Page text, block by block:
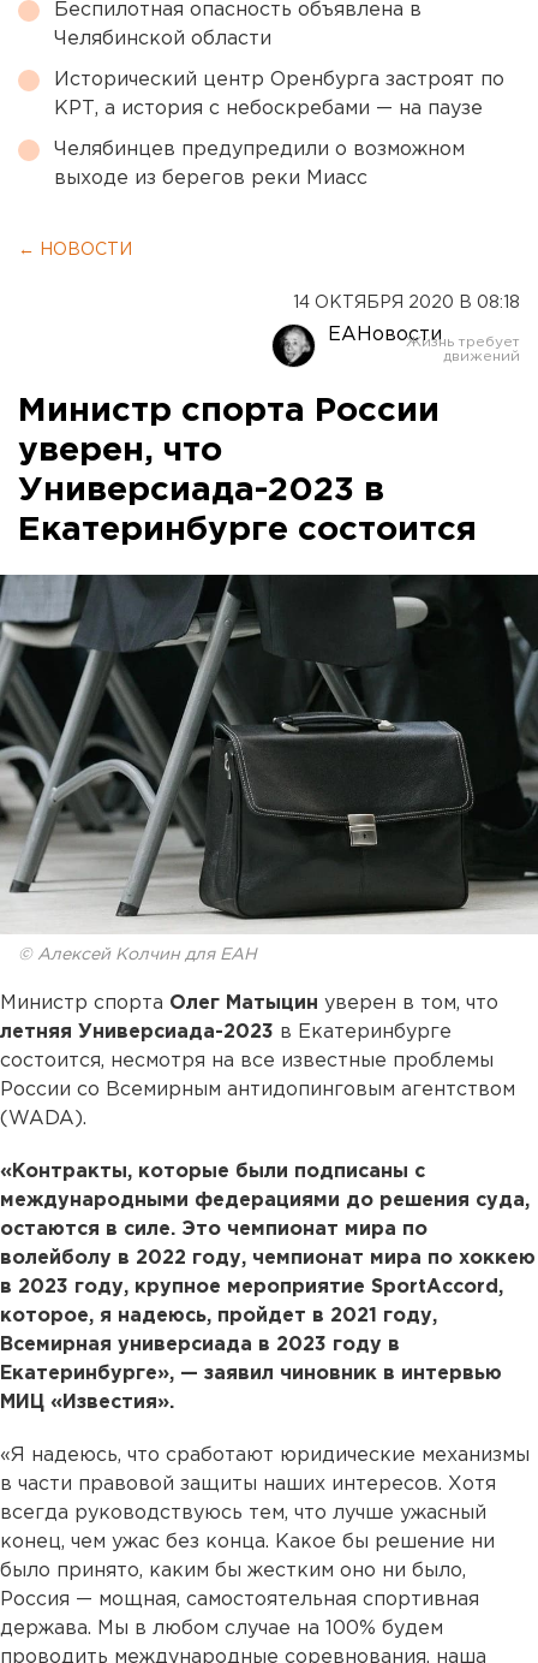
Беспилотная опасность объявлена в
Челябинской области
Исторический центр Оренбурга застроят по
КРТ, а история с небоскребами — на паузе
Челябинцев предупредили о возможном
выходе из берегов реки Миасс
← НОВОСТИ
14 ОКТЯБРЯ 2020 В 08:18
ЕАНовости
Министр спорта России
уверен, что
Универсиада-2023 в
Екатеринбурге состоится
© Алексей Колчин для ЕАН
Министр спорта Олег Матыцин уверен в том, что
летняя Универсиада-2023 в Екатеринбурге
состоится, несмотря на все известные проблемы
России со Всемирным антидопинговым агентством
(WADA).
«Контракты, которые были подписаны с
международными федерациями до решения суда,
остаются в силе. Это чемпионат мира по
волейболу в 2022 году, чемпионат мира по хоккею
в 2023 году, крупное мероприятие SportAccord,
которое, я надеюсь, пройдет в 2021 году,
Всемирная универсиада в 2023 году в
Екатеринбурге», — заявил чиновник в интервью
МИЦ «Известия».
«Я надеюсь, что сработают юридические механизмы
в части правовой защиты наших интересов. Хотя
всегда руководствуюсь тем, что лучше ужасный
конец, чем ужас без конца. Какое бы решение ни
было принято, каким бы жестким оно ни было,
Россия — мощная, самостоятельная спортивная
держава. Мы в любом случае на 100% будем
проводить международные соревнования, наша